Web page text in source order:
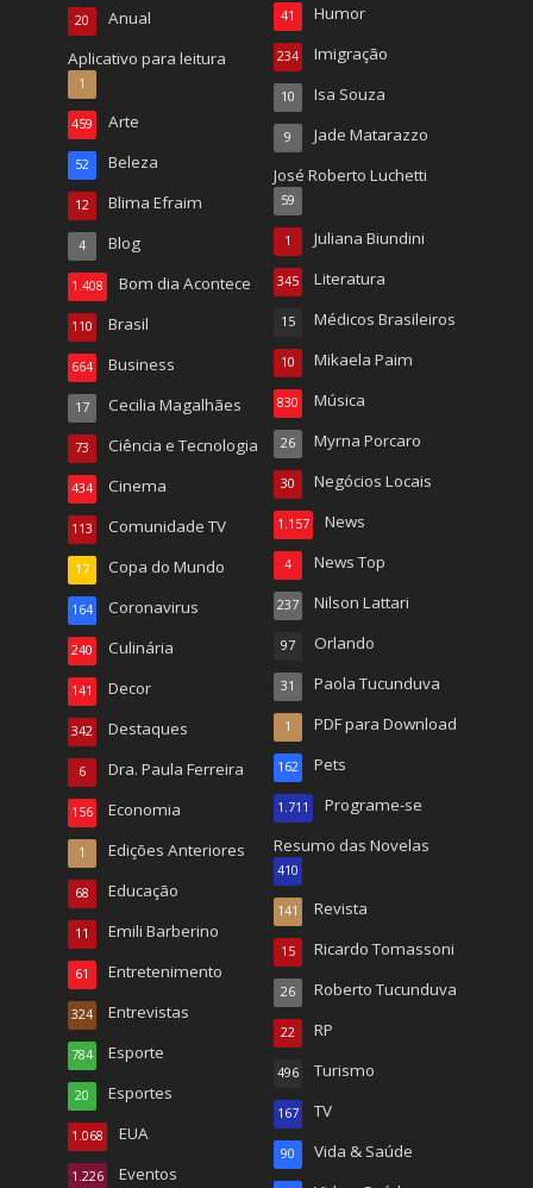
Anual
20
Aplicativo para leitura
1
Arte
459
Beleza
52
Blima Efraim
12
Blog
4
Bom dia Acontece
1.408
Brasil
110
Business
664
Cecilia Magalhães
17
Ciência e Tecnologia
73
Cinema
434
Comunidade TV
113
Copa do Mundo
17
Coronavirus
164
Culinária
240
Decor
141
Destaques
342
Dra. Paula Ferreira
6
Economia
156
Edições Anteriores
1
Educação
68
Emili Barberino
11
Entretenimento
61
Entrevistas
324
Esporte
784
Esportes
20
EUA
1.068
Eventos
1.226
Humor
41
Imigração
234
Isa Souza
10
Jade Matarazzo
9
José Roberto Luchetti
59
Juliana Biundini
1
Literatura
345
Médicos Brasileiros
15
Mikaela Paim
10
Música
830
Myrna Porcaro
26
Negócios Locais
30
News
1.157
News Top
4
Nilson Lattari
237
Orlando
97
Paola Tucunduva
31
PDF para Download
1
Pets
162
Programe-se
1.711
Resumo das Novelas
410
Revista
141
Ricardo Tomassoni
15
Roberto Tucunduva
26
RP
22
Turismo
496
TV
167
Vida & Saúde
90